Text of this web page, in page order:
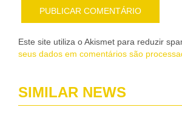
Este site utiliza o Akismet para reduzir
seus dados em comentários são
SIMILAR NEWS